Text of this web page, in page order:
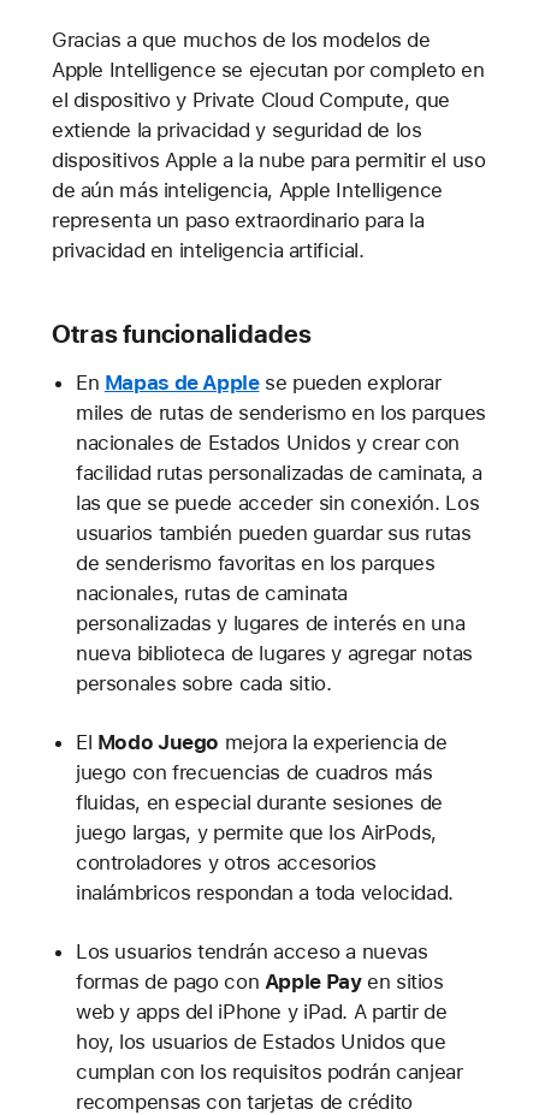
Gracias a que muchos de los modelos de
Apple Intelligence se ejecutan por completo en
el dispositivo y Private Cloud Compute, que
extiende la privacidad y seguridad de los
dispositivos Apple a la nube para permitir el uso
de aún más inteligencia, Apple Intelligence
representa un paso extraordinario para la
privacidad en inteligencia artificial.
Otras funcionalidades
En Mapas de Applese pueden explorar
miles de rutas de senderismo en los parques
nacionales de Estados Unidos y crear con
facilidad rutas personalizadas de caminata, a
las que se puede acceder sin conexión. Los
usuarios también pueden guardar sus rutas
de senderismo favoritas en los parques
nacionales, rutas de caminata
personalizadas y lugares de interés en una
nueva biblioteca de lugares y agregar notas
personales sobre cada sitio.
El Modo Juego mejora la experiencia de
juego con frecuencias de cuadros más
fluidas, en especial durante sesiones de
juego largas, y permite que los AirPods,
controladores y otros accesorios
inalámbricos respondan a toda velocidad.
Los usuarios tendrán acceso a nuevas
formas de pago con Apple Payen sitios
web y apps del iPhone y iPad. A partir de
hoy, los usuarios de Estados Unidos que
cumplan con los requisitos podrán canjear
recompensas con tarjetas de crédito